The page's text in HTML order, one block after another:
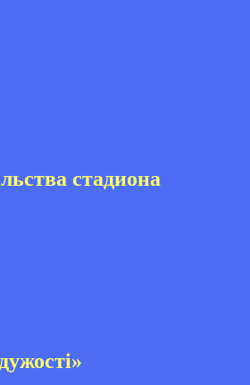
стадиона